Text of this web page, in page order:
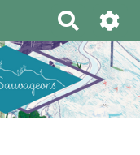
e
c
h
e
r